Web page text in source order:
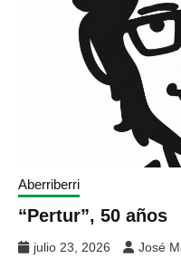
Aberriberri
“Pertur”, 50 años
julio 23, 2026 José